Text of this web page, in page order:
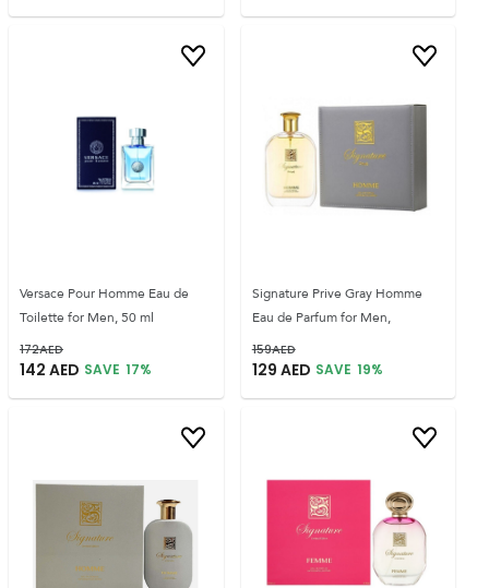
Versace Pour Homme Eau de
Toilette for Men, 50 ml
172AED
142 AED SAVE 17%
Signature Prive Gray Homme
Eau de Parfum for Men,
159AED
129 AED SAVE 19%